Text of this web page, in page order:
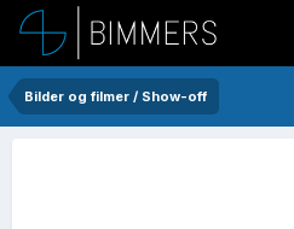
Bilder og filmer / Show-off